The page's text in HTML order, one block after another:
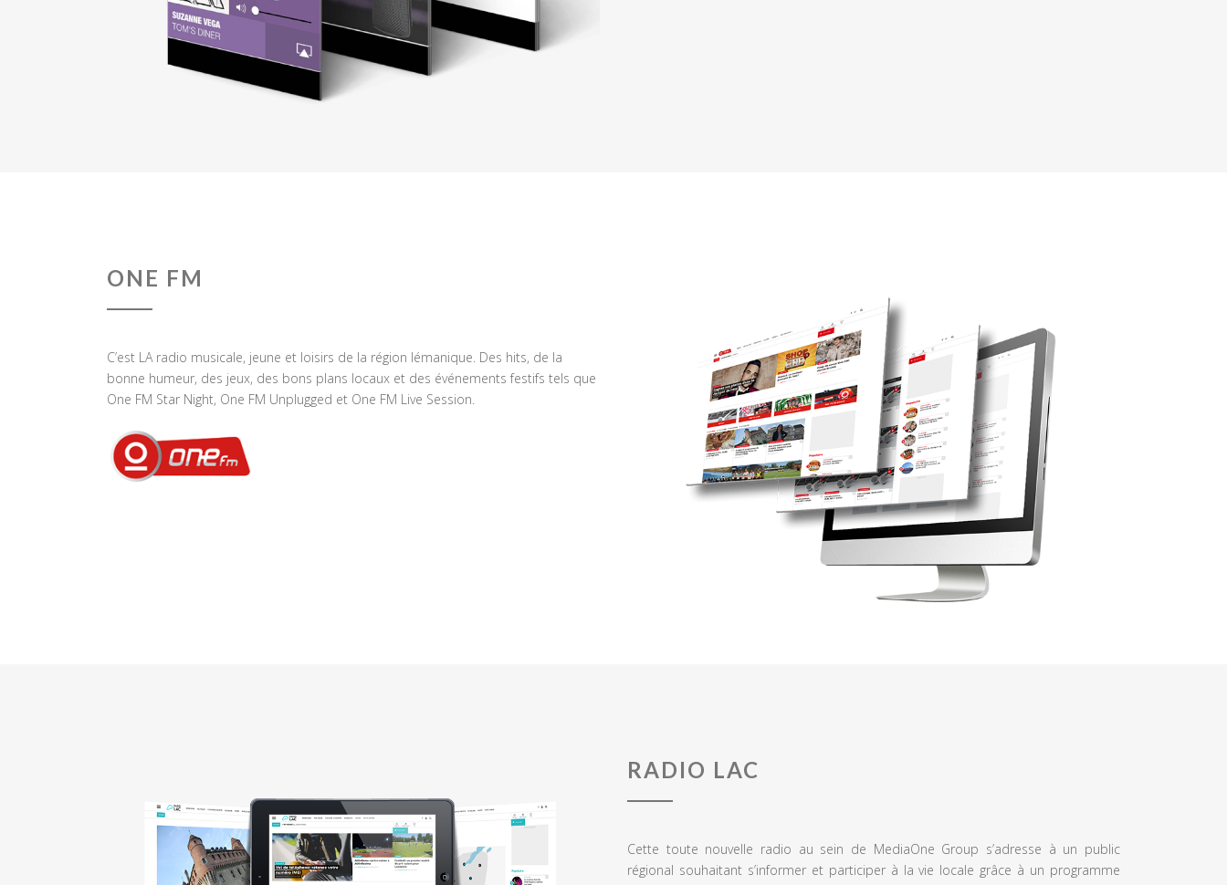
ONE FM
C’est LA radio musicale, jeune et loisirs de la région lémanique. Des hits, de la
bonne humeur, des jeux, des bons plans locaux et des événements festifs tels que
One FM Star Night, One FM Unplugged et One FM Live Session.
RADIO LAC
Cette toute nouvelle radio au sein de MediaOne Group s’adresse à un public
régional souhaitant s’informer et participer à la vie locale grâce à un programme